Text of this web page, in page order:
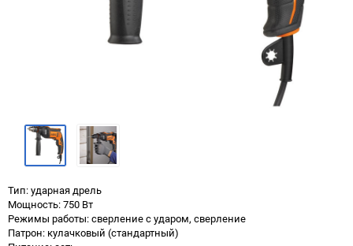
Тип: ударная дрель
Мощность: 750 Вт
Режимы работы: сверление с ударом, сверление
Патрон: кулачковый (стандартный)